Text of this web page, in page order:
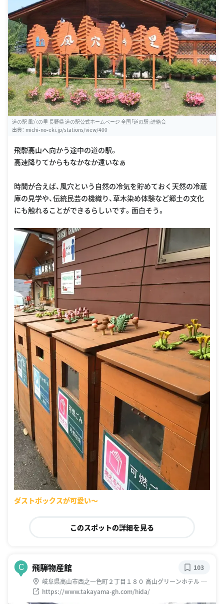
道の駅 風穴の里 長野県 道の駅公式ホームページ 全国「道の駅」連絡会
出典： michi-no-eki.jp/stations/view/400
飛騨高山へ向かう途中の道の駅。
高速降りてからもなかなか遠いなぁ
時間が合えば、風穴という自然の冷気を貯めておく天然の冷蔵
庫の見学や、伝統民芸の機織り、草木染め体験など郷土の文化
にも触れることができるらしいです。面白そう。
ダストボックスが可愛い〜
このスポットの詳細を見る
C 飛騨物産館
岐阜県高山市西之一色町２丁目１８０ 高山グリーンホテル １
Ｆ
https://www.takayama-gh.com/hida/
103